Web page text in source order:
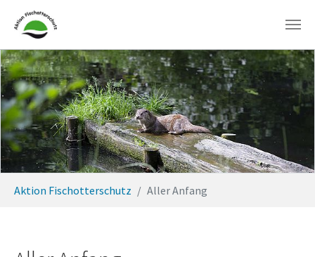
Zum Hauptinhalt springen
Aktion Fischotterschutz Aller Anfang